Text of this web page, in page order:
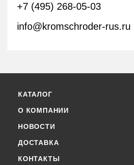
+7 (495) 268-05-03
info@kromschroder-rus.ru
КАТАЛОГ
О КОМПАНИИ
НОВОСТИ
ДОСТАВКА
КОНТАКТЫ